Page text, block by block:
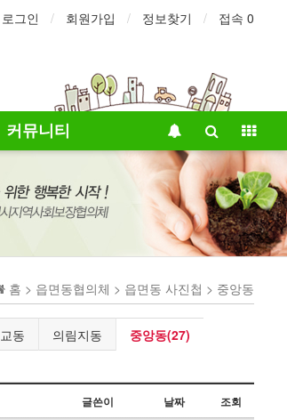
로그인 회원가입 정보찾기 접속 0
커뮤니티
홈 > 읍면동협의체 > 읍면동 사진첩 > 중앙동
교동 의림지동
중앙동(27)
글쓴이 날짜 조회